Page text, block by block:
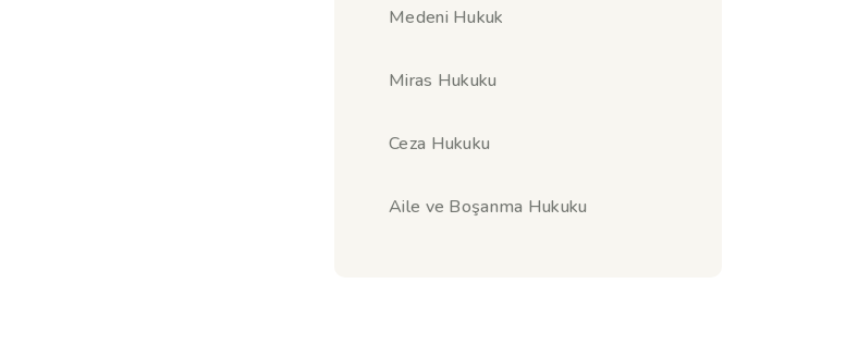
Medeni Hukuk
Miras Hukuku
Ceza Hukuku
Aile ve Boşanma Hukuku